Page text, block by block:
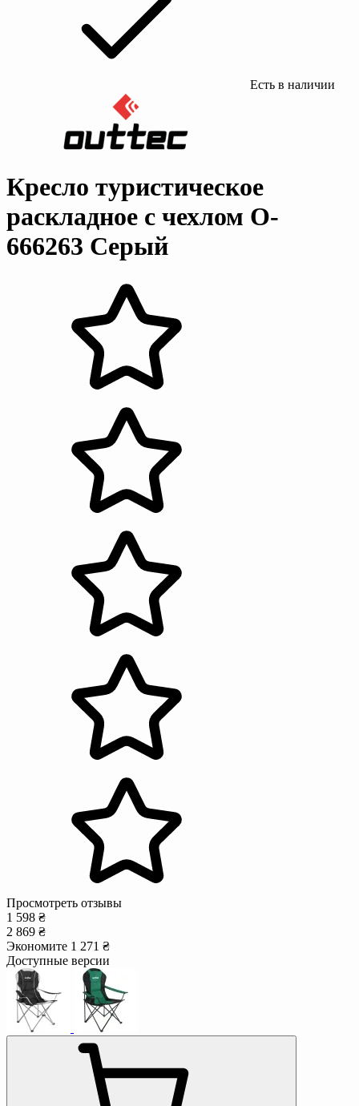
Есть в наличии
Кресло туристическое
раскладное с чехлом O-
666263 Серый
Просмотреть отзывы
1 598 ₴
2 869 ₴
Экономите 1 271 ₴
Доступные версии